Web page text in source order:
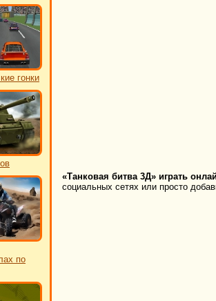
гонки
по
«Танковая битва 3Д» играть
социальных сетях или просто